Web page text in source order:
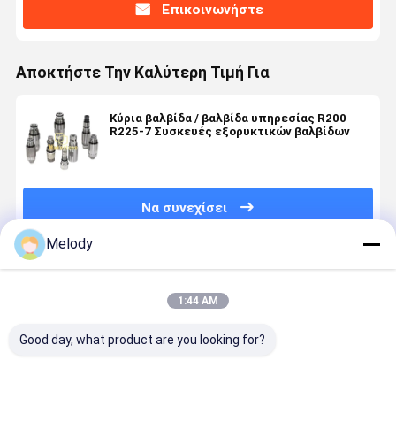
Επικοινωνήστε
Αποκτήστε Την Καλύτερη Τιμή Για
Κύρια βαλβίδα / βαλβίδα υπηρεσίας R200
R225-7 Συσκευές εξορυκτικών βαλβίδων
Να συνεχίσει
Συνιστώμενα Προϊόντα
Melody
1:44 AM
Good day, what product are you looking for?